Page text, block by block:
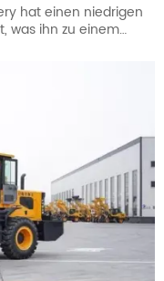
hat einen niedrigen
was ihn zu einem
den normalen
sicherstellen, und
kann dazu
Ausfälle des
zu verhindern.
von Ladern